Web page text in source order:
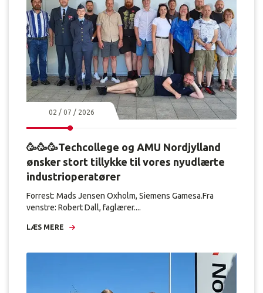
02 / 07 / 2026
🥳🥳🥳Techcollege og AMU Nordjylland
ønsker stort tillykke til vores nyudlærte
industrioperatører
Forrest: Mads Jensen Oxholm, Siemens Gamesa.Fra
venstre: Robert Dall, faglærer....
LÆS MERE